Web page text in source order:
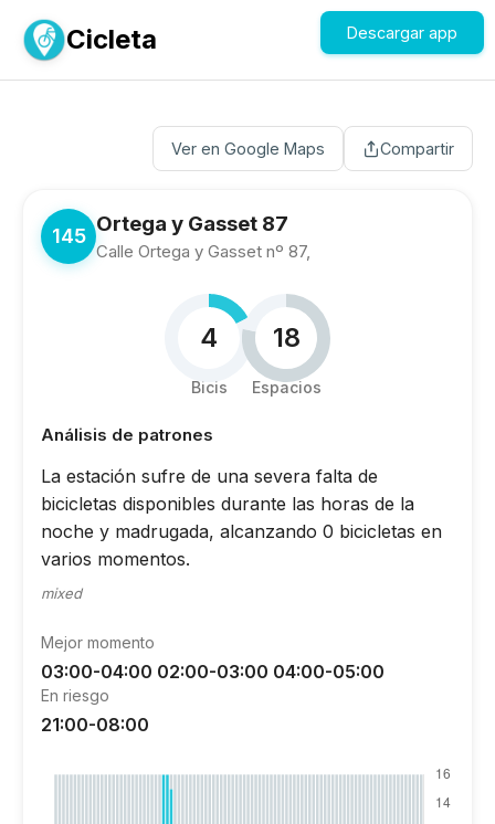
Cicleta Descargar app
Ver en Google Maps Compartir
145 Ortega y Gasset 87
Calle Ortega y Gasset nº 87,
4
Bicis
18
Espacios
Análisis de patrones
La estación sufre de una severa falta de
bicicletas disponibles durante las horas de la
noche y madrugada, alcanzando 0 bicicletas en
varios momentos.
mixed
Mejor momento
03:00-04:00 02:00-03:00 04:00-05:00
En riesgo
21:00-08:00